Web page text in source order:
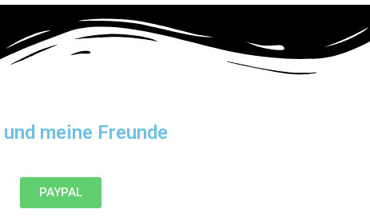
meine Freunde
PAYPAL